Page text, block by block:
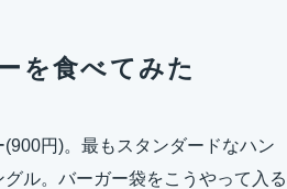
を食べてみた
円)。最もスタンダードなハン
ル。バーガー袋をこうやって入る